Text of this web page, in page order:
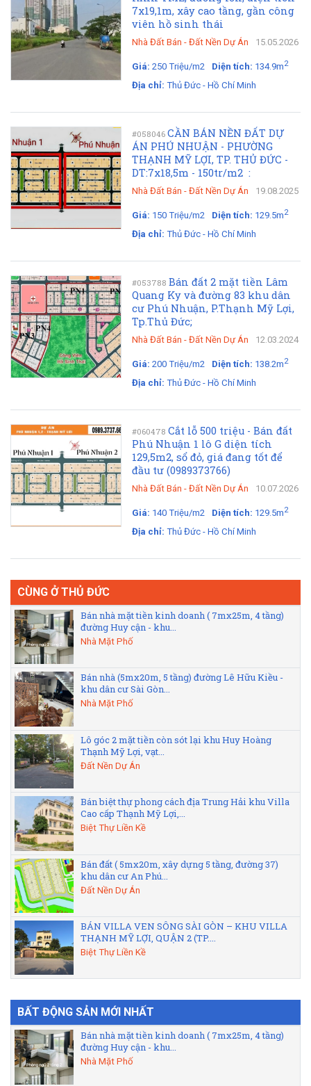
7x19,1m, xây cao tầng, gần công
viên hồ sinh thái
Nhà Đất Bán - Đất Nền Dự Án 15.05.2026
Giá: 250 Triệu/m2 Diện tích: 134.9m2
Địa chỉ: Thủ Đức - Hồ Chí Minh
#058046 CẦN BÁN NỀN ĐẤT DỰ
ÁN PHÚ NHUẬN - PHƯỜNG
THẠNH MỸ LỢI, TP. THỦ ĐỨC -
DT:7x18,5m - 150tr/m2 :
Nhà Đất Bán - Đất Nền Dự Án 19.08.2025
Giá: 150 Triệu/m2 Diện tích: 129.5m2
Địa chỉ: Thủ Đức - Hồ Chí Minh
#053788 Bán đất 2 mặt tiền Lâm
Quang Ky và đường 83 khu dân
cư Phú Nhuận, P.Thạnh Mỹ Lợi,
Tp.Thủ Đức;
Nhà Đất Bán - Đất Nền Dự Án 12.03.2024
Giá: 200 Triệu/m2 Diện tích: 138.2m2
Địa chỉ: Thủ Đức - Hồ Chí Minh
#060478 Cắt lỗ 500 triệu - Bán đất
Phú Nhuận 1 lô G diện tích
129,5m2, sổ đỏ, giá đang tốt để
đầu tư (0989373766)
Nhà Đất Bán - Đất Nền Dự Án 10.07.2026
Giá: 140 Triệu/m2 Diện tích: 129.5m2
Địa chỉ: Thủ Đức - Hồ Chí Minh
CÙNG Ở THỦ ĐỨC
Bán nhà mặt tiền kinh doanh ( 7mx25m, 4 tầng)
đường Huy cận - khu...
Nhà Mặt Phố
Bán nhà (5mx20m, 5 tầng) đường Lê Hữu Kiều -
khu dân cư Sài Gòn...
Nhà Mặt Phố
Lô góc 2 mặt tiền còn sót lại khu Huy Hoàng
Thạnh Mỹ Lợi, vạt...
Đất Nền Dự Án
Bán biệt thự phong cách địa Trung Hải khu Villa
Cao cấp Thạnh Mỹ Lợi,...
Biệt Thự Liền Kề
Bán đất ( 5mx20m, xây dựng 5 tầng, đường 37)
khu dân cư An Phú...
Đất Nền Dự Án
BÁN VILLA VEN SÔNG SÀI GÒN – KHU VILLA
THẠNH MỸ LỢI, QUẬN 2 (TP....
Biệt Thự Liền Kề
BẤT ĐỘNG SẢN MỚI NHẤT
Bán nhà mặt tiền kinh doanh ( 7mx25m, 4 tầng)
đường Huy cận - khu...
Nhà Mặt Phố